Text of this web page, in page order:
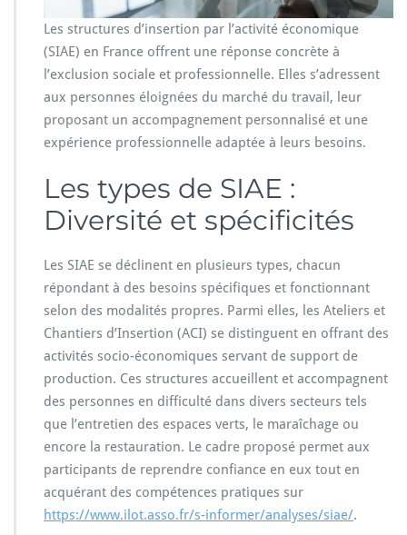
Les structures d’insertion par l’activité économique
(SIAE) en France offrent une réponse concrète à
l’exclusion sociale et professionnelle. Elles s’adressent
aux personnes éloignées du marché du travail, leur
proposant un accompagnement personnalisé et une
expérience professionnelle adaptée à leurs besoins.
Les types de SIAE :
Diversité et spécificités
Les SIAE se déclinent en plusieurs types, chacun
répondant à des besoins spécifiques et fonctionnant
selon des modalités propres. Parmi elles, les Ateliers et
Chantiers d’Insertion (ACI) se distinguent en offrant des
activités socio-économiques servant de support de
production. Ces structures accueillent et accompagnent
des personnes en difficulté dans divers secteurs tels
que l’entretien des espaces verts, le maraîchage ou
encore la restauration. Le cadre proposé permet aux
participants de reprendre confiance en eux tout en
acquérant des compétences pratiques sur
https://www.ilot.asso.fr/s-informer/analyses/siae/.